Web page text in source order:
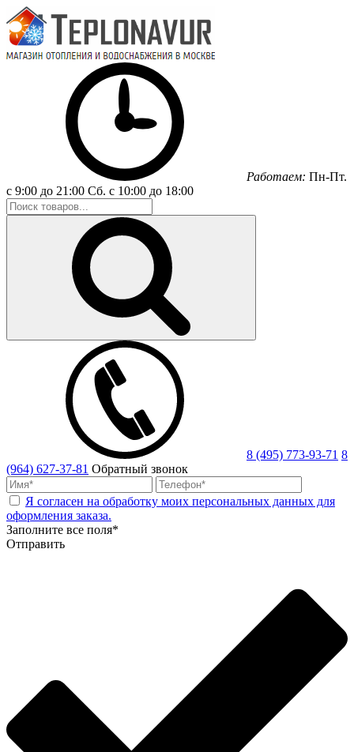
Работаем: Пн-Пт.
с 9:00 до 21:00 Сб. с 10:00 до 18:00
8 (495) 773-93-71 8
(964) 627-37-81 Обратный звонок
Я согласен на обработку моих персональных данных для
оформления заказа.
Заполните все поля*
Отправить